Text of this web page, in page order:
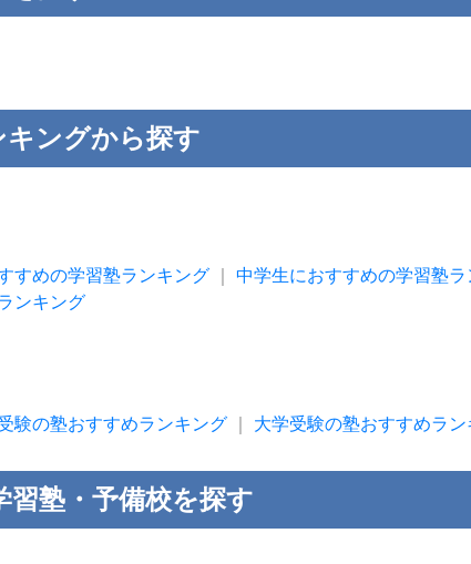
キングから探す
すめの学習塾ランキング
中学生におすすめの学習塾ラ
ンキング
験の塾おすすめランキング 大学受験の塾おすすめラン
塾・予備校を探す